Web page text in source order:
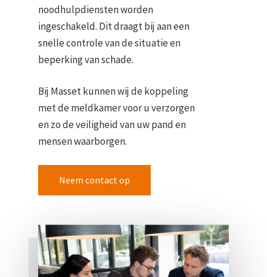
noodhulpdiensten worden
ingeschakeld. Dit draagt bij aan een
snelle controle van de situatie en
beperking van schade.
Bij Masset kunnen wij de koppeling
met de meldkamer voor u verzorgen
en zo de veiligheid van uw pand en
mensen waarborgen.
Neem contact op